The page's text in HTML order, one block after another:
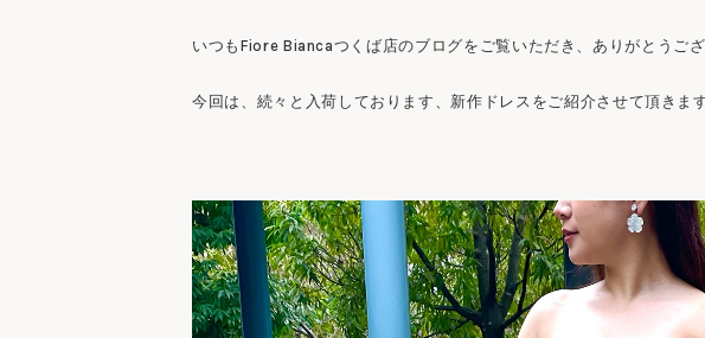
いつもFiore Biancaつくば店のブログをご覧いただき、ありがとうござ
今回は、続々と入荷しております、新作ドレスをご紹介させて頂きます